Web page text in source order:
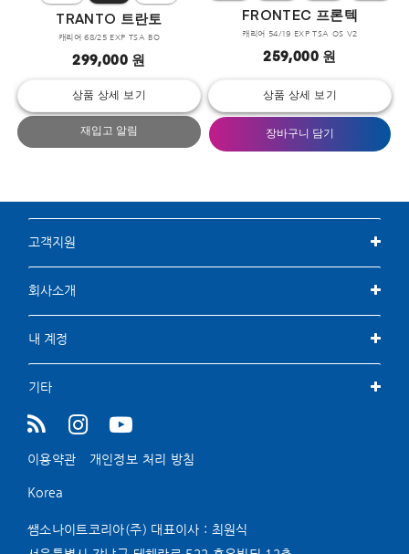
TRANTO 트란토
캐리어 68/25 EXP TSA BO
299,000 원
상품 상세 보기
재입고 알림
FRONTEC 프론텍
캐리어 54/19 EXP TSA OS V2
259,000 원
상품 상세 보기
장바구니 담기
고객지원
회사소개
내 계정
기타
이용약관 개인정보 처리 방침
Korea
쌤소나이트코리아(주) 대표이사 : 최원식